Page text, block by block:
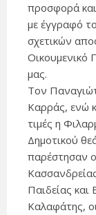
προσφορά
με έγγραφό
σχετικών
Οικουμενικό
μας.
Τον
Καρράς, ενώ
τιμές η
Δημοτικού
παρέστησαν
Παιδείας και
Καλαφάτης,